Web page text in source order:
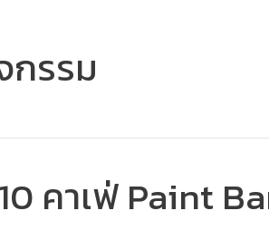
กรรม
คาเฟ่ Paint